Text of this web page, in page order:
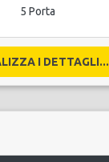
5 Porta
I DETTAGLI...